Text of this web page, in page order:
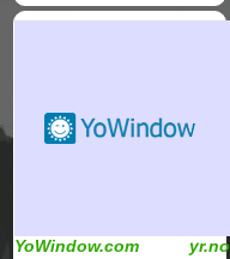
YoWindow.com yr.no